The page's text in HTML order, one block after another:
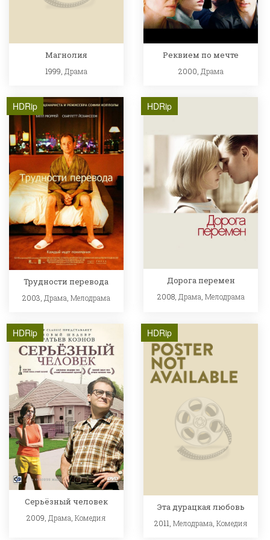
Магнолия
1999, Драма
Реквием по мечте
2000, Драма
HDRip
Трудности перевода
2003, Драма Мелодрама
HDRip
Дорога перемен
2008, Драма, Мелодрама
HDRip
Серьёзный человек
2009, Драма Комедия
HDRip
Эта дурацкая любовь
2011, Мелодрама Комедия